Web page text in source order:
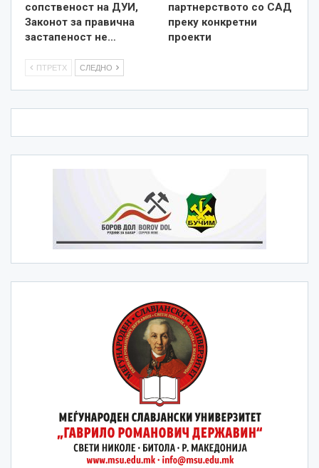
сопственост на ДУИ,
Законот за правична
застапеност не…
партнерството со САД
преку конкретни
проекти
ПТРЕТХ СЛЕДНО